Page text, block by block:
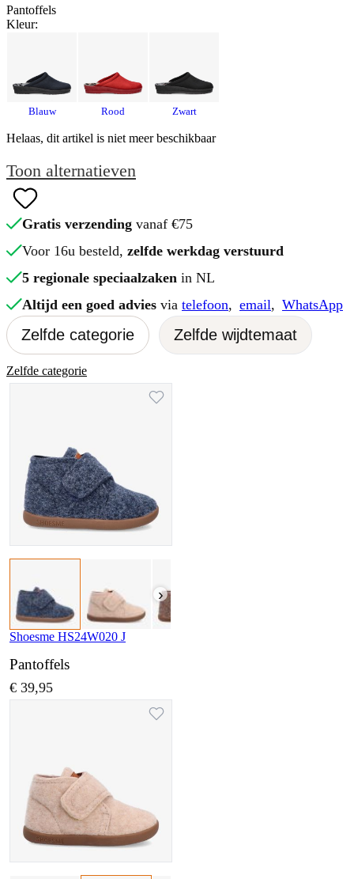
Pantoffels
Kleur:
Blauw Rood Zwart
Helaas, dit artikel is niet meer beschikbaar
Toon alternatieven
Gratis verzending vanaf €75
Voor 16u besteld, zelfde werkdag verstuurd
5 regionale speciaalzaken in NL
Altijd een goed advies via telefoon, email, WhatsApp
Zelfde categorie Zelfde wijdtemaat
Zelfde categorie
›
Shoesme HS24W020 J
Pantoffels
€ 39,95